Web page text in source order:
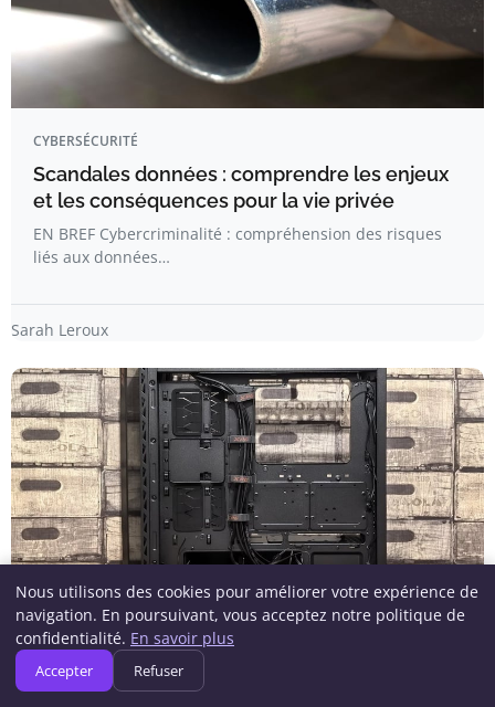
CYBERSÉCURITÉ
Scandales données : comprendre les enjeux
et les conséquences pour la vie privée
EN BREF Cybercriminalité : compréhension des risques
liés aux données…
Sarah Leroux
CYBERSÉCURITÉ
Outils de gestion des vulnérabilités :
comment choisir les meilleurs pour votre
Nous utilisons des cookies pour améliorer votre expérience de
navigation. En poursuivant, vous acceptez notre politique de
confidentialité. En savoir plus
Accepter Refuser